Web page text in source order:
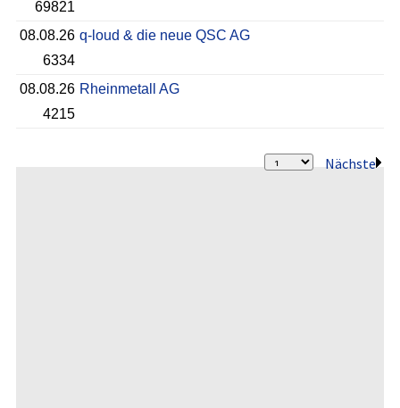
69821
08.08.26
6334
q-loud & die neue QSC AG
08.08.26
4215
Rheinmetall AG
Nächste